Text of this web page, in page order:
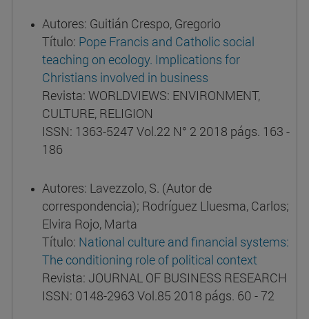
Autores: Guitián Crespo, Gregorio
Título: Pope Francis and Catholic social
teaching on ecology. Implications for
Christians involved in business
Revista: WORLDVIEWS: ENVIRONMENT,
CULTURE, RELIGION
ISSN: 1363-5247 Vol.22 N° 2 2018 págs. 163 -
186
Autores: Lavezzolo, S. (Autor de
correspondencia); Rodríguez Lluesma, Carlos;
Elvira Rojo, Marta
Título: National culture and financial systems:
The conditioning role of political context
Revista: JOURNAL OF BUSINESS RESEARCH
ISSN: 0148-2963 Vol.85 2018 págs. 60 - 72